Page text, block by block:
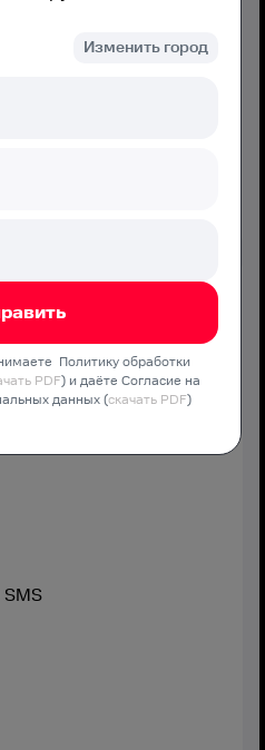
переплат и дополнительных
SMS
Изменить город
Политику обработки
PDF) и даёте Согласие на
данных (скачать PDF)